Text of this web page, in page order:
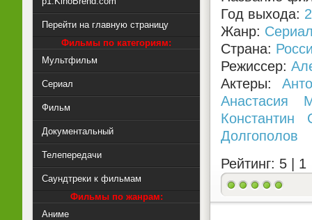
Год выхода:
Жанр:
Страна:
Режиссер:
Актеры:
Анастасия
Константин
Долгополов
Рейтинг: 5 | 1
Перейти на главную страницу
Фильмы по категориям:
Мультфильм
Сериал
Фильм
Документальный
Телепередачи
Саундтреки к фильмам
Фильмы по жанрам:
Аниме